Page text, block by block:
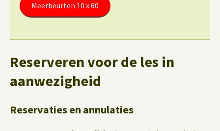
Meerbeurten 10 x 60
Reserveren voor de les in
aanwezigheid
Reservaties en annulaties